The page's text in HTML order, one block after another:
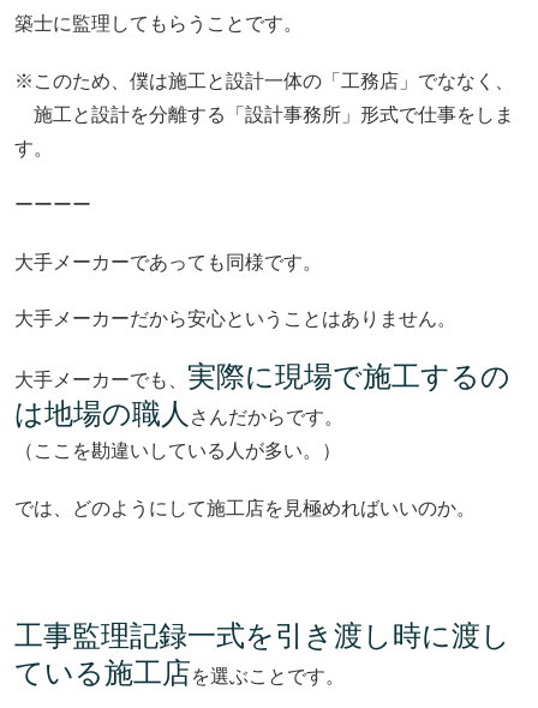
築士に監理してもらうことです。
※このため、僕は施工と設計一体の「工務店」でななく、
施工と設計を分離する「設計事務所」形式で仕事をしま
す。
ーーーー
大手メーカーであっても同様です。
大手メーカーだから安心ということはありません。
大手メーカーでも、 実際に現場で施工するの
は地場の職人 さんだからです。
（ここを勘違いしている人が多い。）
では、どのようにして施工店を見極めればいいのか。
工事監理記録一式を引き渡し時に渡し
ている施工店を選ぶことです。